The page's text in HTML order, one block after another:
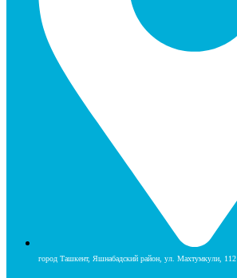
город Ташкент, Яшнабадский район, ул. Махтумкули, 112